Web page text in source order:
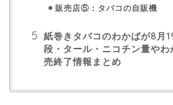
販売店⑤：タバコの自販機
紙巻きタバコのわかばが8月
段・タール・ニコチン量やわ
売終了情報まとめ